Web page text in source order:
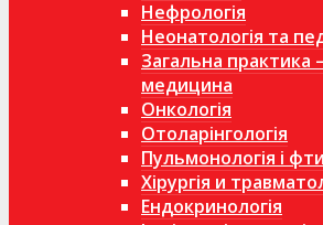
Нефрологія
Неонатологія та
Загальна практика
медицина
Онкологія
Отоларінгологія
Пульмонологія і
Хірургія и
Ендокринологія